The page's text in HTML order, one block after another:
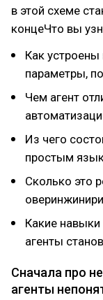
в этой схеме
концеЧто вы
Как устроены
параметры,
Чем агент
Из чего
простым
Сколько это
Какие
агенты
Сначала про
агенты